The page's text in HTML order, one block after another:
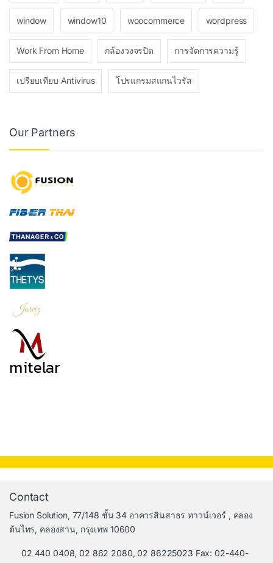
window window10 woocommerce wordpress
Work From Home กล้องวงจรปิด การจัดการความรู้
เปรียบเทียบ Antivirus โปรแกรมสแกนไวรัส
Our Partners
Contact
Fusion Solution, 77/148 ชั้น 34 อาคารสินสาธร ทาวน์เวอร์ , คลอง
ต้นไทร, คลองสาน, กรุงเทพ 10600
02 440 0408, 02 862 2080, 02 86225023 Fax: 02-440-